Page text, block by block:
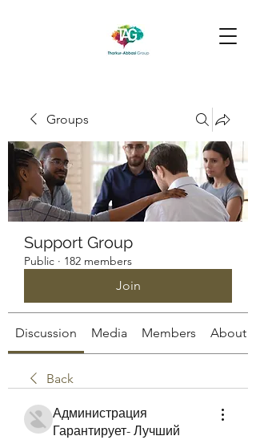
Groups
Support Group
Public · 182 members
Join
Discussion Media Members About
Back
Администрация
Гарантирует- Лучший